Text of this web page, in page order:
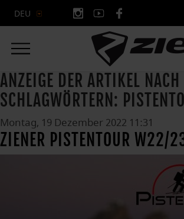
DEU
ANZEIGE DER ARTIKEL NACH
SCHLAGWÖRTERN:
Montag, 19 Dezember 2022 11:31
ZIENER PISTENTOUR W22/